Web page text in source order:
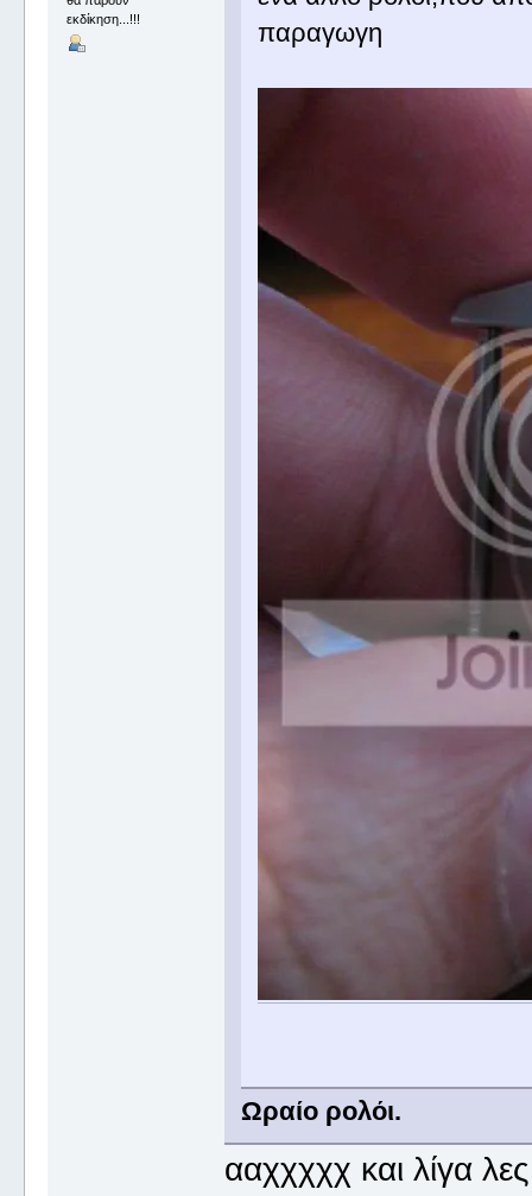
εκδίκηση...!!!
παραγωγη
Ωραίο ρολόι.
ααχχχχχ και λίγα